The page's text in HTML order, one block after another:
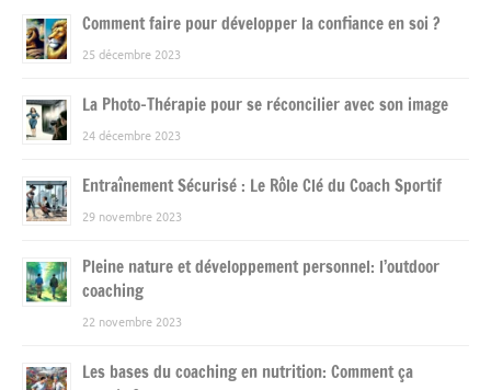
Comment faire pour développer la confiance en soi ?
25 décembre 2023
La Photo-Thérapie pour se réconcilier avec son image
24 décembre 2023
Entraînement Sécurisé : Le Rôle Clé du Coach Sportif
29 novembre 2023
Pleine nature et développement personnel: l’outdoor
coaching
22 novembre 2023
Les bases du coaching en nutrition: Comment ça